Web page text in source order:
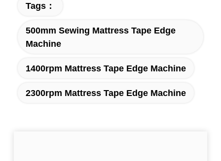
Tags：
500mm Sewing Mattress Tape Edge
Machine
1400rpm Mattress Tape Edge Machine
2300rpm Mattress Tape Edge Machine